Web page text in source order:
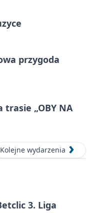
przygoda
trasie „OBY NA
Kolejne wydarzenia
3. Liga